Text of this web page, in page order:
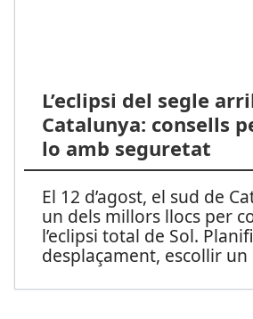
L’eclipsi del segle
Catalunya: consells
lo amb seguretat
El 12 d’agost, el sud de
un dels millors llocs per
l’eclipsi total de Sol.
desplaçament, escollir